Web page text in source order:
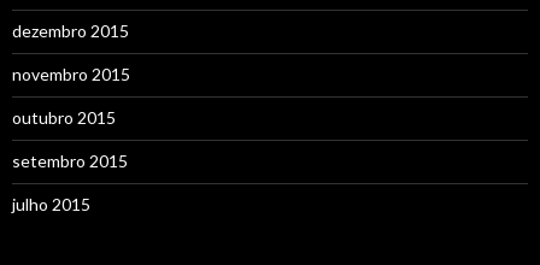
dezembro 2015
novembro 2015
outubro 2015
setembro 2015
julho 2015